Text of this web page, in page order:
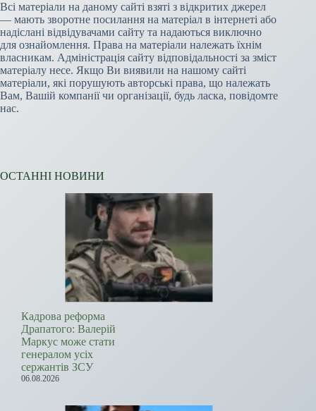
Всі матеріали на даному сайті взяті з відкритих джерел
— мають зворотне посилання на матеріал в інтернеті або
надіслані відвідувачами сайту та надаються виключно
для ознайомлення. Права на матеріали належать їхнім
власникам. Адміністрація сайту відповідальності за зміст
матеріалу несе. Якщо Ви виявили на нашому сайті
матеріали, які порушують авторські права, що належать
Вам, Вашій компанії чи організації, будь ласка, повідомте
нас.
ОСТАННІ НОВИНИ
Кадрова реформа
Драпатого: Валерій
Маркус може стати
генералом усіх
сержантів ЗСУ
06.08.2026